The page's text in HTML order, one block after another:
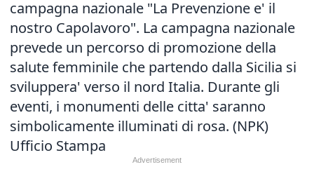
campagna nazionale "La Prevenzione e' il
nostro Capolavoro". La campagna nazionale
prevede un percorso di promozione della
salute femminile che partendo dalla Sicilia si
sviluppera' verso il nord Italia. Durante gli
eventi, i monumenti delle citta' saranno
simbolicamente illuminati di rosa. (NPK)
Ufficio Stampa